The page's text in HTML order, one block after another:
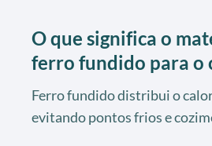
O que significa o
ferro fundido para o
Ferro fundido distribui o
evitando pontos frios e